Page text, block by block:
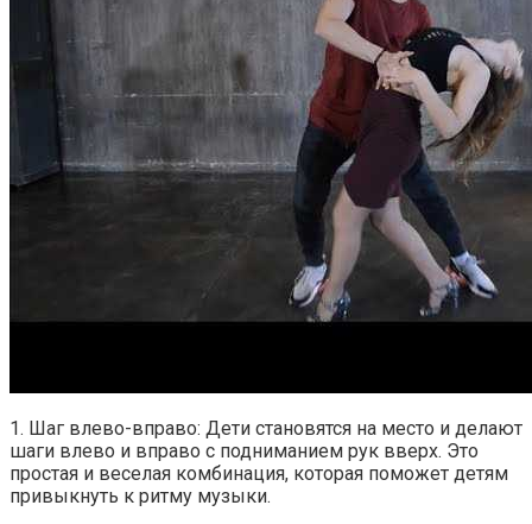
1. Шаг влево-вправо: Дети становятся на место и делают
шаги влево и вправо с подниманием рук вверх. Это
простая и веселая комбинация, которая поможет детям
привыкнуть к ритму музыки.